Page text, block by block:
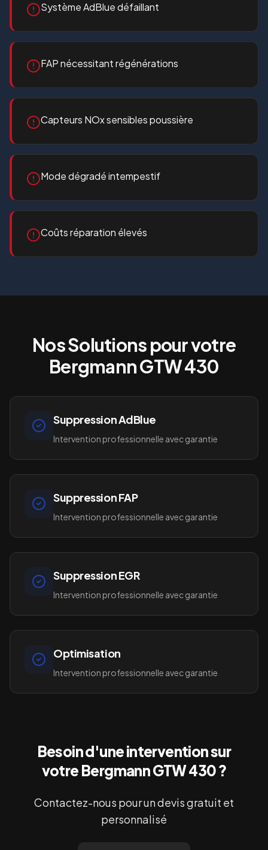
Système AdBlue défaillant
FAP nécessitant régénérations
Capteurs NOx sensibles poussière
Mode dégradé intempestif
Coûts réparation élevés
Nos Solutions pour votre
Bergmann GTW 430
Suppression AdBlue
Intervention professionnelle avec garantie
Suppression FAP
Intervention professionnelle avec garantie
Suppression EGR
Intervention professionnelle avec garantie
Optimisation
Intervention professionnelle avec garantie
Besoin d'une intervention sur
votre Bergmann GTW 430?
Contactez-nous pour un devis gratuit et
personnalisé